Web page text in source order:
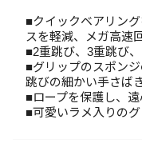
■クイックベアリン
スを軽減、メガ高速
■2重跳び、3重跳び
■グリップのスポン
跳びの細かい手さば
■ロープを保護し、
■可愛いラメ入りのグ